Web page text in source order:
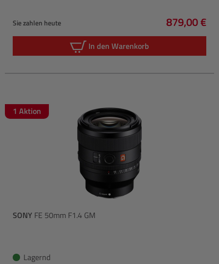
Sie zahlen heute
Regulärer
879,00 €
In den Warenkorb
1 Aktion
SONY FE 50mm F1.4 GM
Lagernd